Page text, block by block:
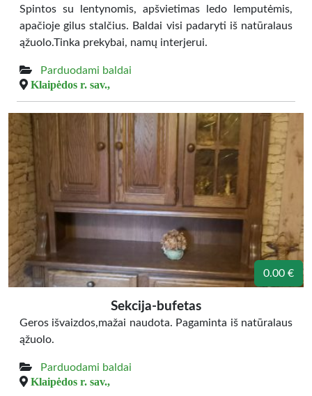
Spintos su lentynomis, apšvietimas ledo lemputėmis,
apačioje gilus stalčius. Baldai visi padaryti iš natūralaus
ąžuolo.Tinka prekybai, namų interjerui.
Parduodami baldai
Klaipėdos r. sav.,
0.00 €
Sekcija-bufetas
Geros išvaizdos,mažai naudota. Pagaminta iš natūralaus
ąžuolo.
Parduodami baldai
Klaipėdos r. sav.,